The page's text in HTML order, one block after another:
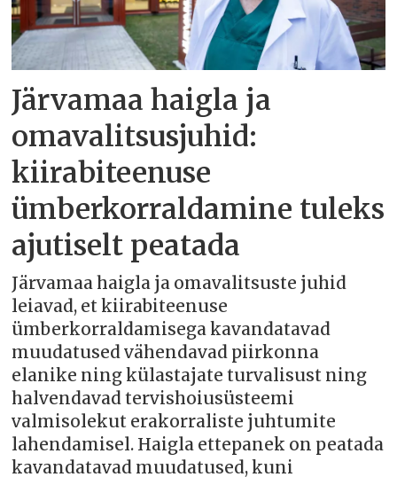
Järvamaa haigla ja
omavalitsusjuhid:
kiirabiteenuse
ümberkorraldamine tuleks
ajutiselt peatada
Järvamaa haigla ja omavalitsuste juhid
leiavad, et kiirabiteenuse
ümberkorraldamisega kavandatavad
muudatused vähendavad piirkonna
elanike ning külastajate turvalisust ning
halvendavad tervishoiusüsteemi
valmisolekut erakorraliste juhtumite
lahendamisel. Haigla ettepanek on peatada
kavandatavad muudatused, kuni